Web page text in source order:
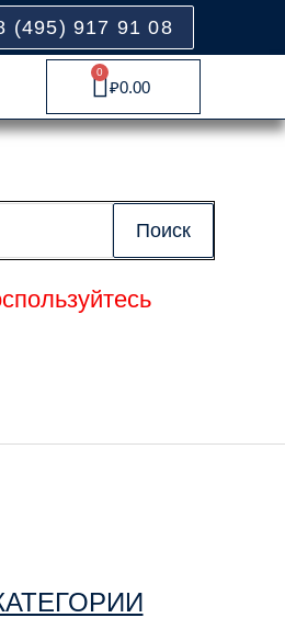
(495) 917 91 08
₽0.00
0
Cart
Поиск